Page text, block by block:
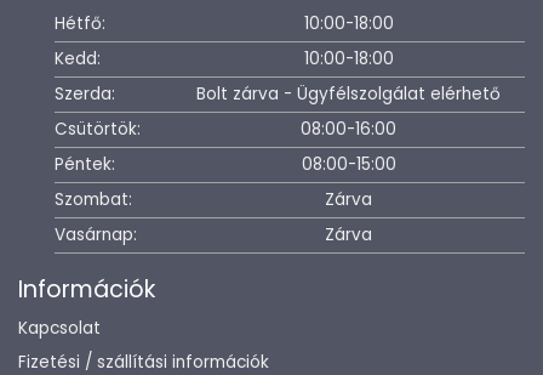
Hétfő:
10:00-18:00
Kedd:
10:00-18:00
Szerda:
Bolt zárva - Ügyfélszolgálat elérhető
Csütörtök:
08:00-16:00
Péntek:
08:00-15:00
Szombat:
Zárva
Vasárnap:
Zárva
Információk
Kapcsolat
Fizetési / szállítási információk